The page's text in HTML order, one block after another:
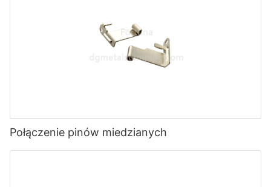
Połączenie pinów miedzianych